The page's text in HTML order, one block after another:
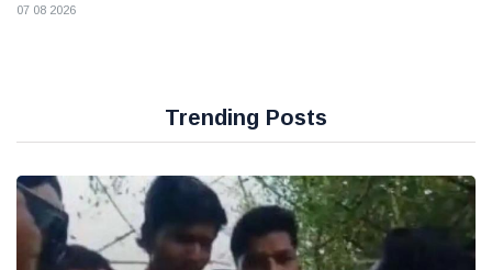
07 08 2026
Trending Posts